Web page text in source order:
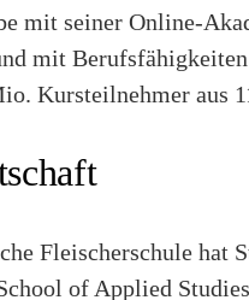
mit seiner Online-
mit
Kursteilnehmer aus
Fleischerschule hat
of Applied